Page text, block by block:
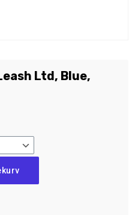
Ltd, Blue,